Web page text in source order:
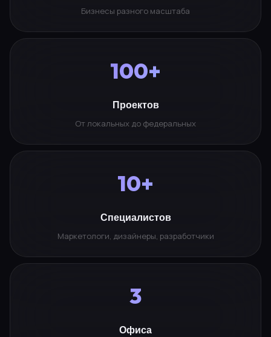
Бизнесы разного масштаба
100+
Проектов
От локальных до федеральных
10+
Специалистов
Маркетологи, дизайнеры, разработчики
3
Офиса